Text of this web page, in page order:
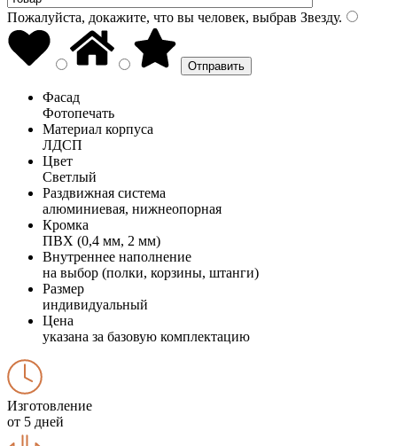
Пожалуйста, докажите, что вы человек, выбрав Звезду.
Фасад
Фотопечать
Материал корпуса
ЛДСП
Цвет
Светлый
Раздвижная система
алюминиевая, нижнеопорная
Кромка
ПВХ (0,4 мм, 2 мм)
Внутреннее наполнение
на выбор (полки, корзины, штанги)
Размер
индивидуальный
Цена
указана за базовую комплектацию
Изготовление
от 5 дней